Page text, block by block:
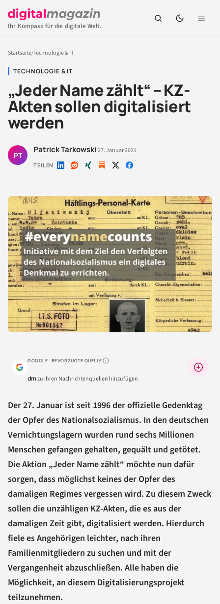
Ihr Kompass für die digitale Welt.
Startseite/Technologie & IT
TECHNOLOGIE & IT
„Jeder Name zählt“ – KZ-
Akten sollen digitalisiert
werden
PT
Patrick Tarkowski·27. Januar 2021
TEILEN Auf Auf Auf Auf Auf
GOOGLE · BEVORZUGTE QUELLEWarum lohnt sich das?
dmzu Ihren Nachrichtenquellen hinzufügen
Der 27. Januar ist seit 1996 der offizielle Gedenktag
der Opfer des Nationalsozialismus. In den deutschen
Vernichtungslagern wurden rund sechs Millionen
Menschen gefangen gehalten, gequält und getötet.
Die Aktion „Jeder Name zählt“ möchte nun dafür
sorgen, dass möglichst keines der Opfer des
damaligen Regimes vergessen wird. Zu diesem Zweck
sollen die unzähligen KZ-Akten, die es aus der
damaligen Zeit gibt, digitalisiert werden. Hierdurch
fiele es Angehörigen leichter, nach ihren
Familienmitgliedern zu suchen und mit der
Vergangenheit abzuschließen. Alle haben die
Möglichkeit, an diesem Digitalisierungsprojekt
teilzunehmen.